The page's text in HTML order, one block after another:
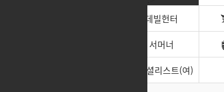
데빌헌터
서머너
스페셜리스트(여)